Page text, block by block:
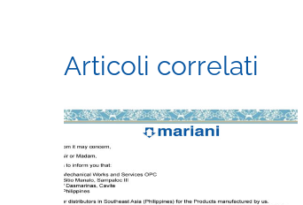
Articoli correlati